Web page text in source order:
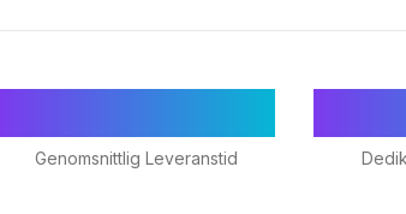
Genomsnittlig Leveranstid